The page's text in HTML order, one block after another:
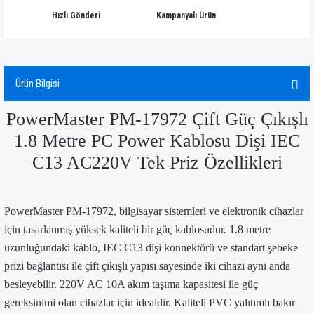
Hızlı Gönderi Kampanyalı Ürün
Ürün Bilgisi
PowerMaster PM-17972 Çift Güç Çıkışlı
1.8 Metre PC Power Kablosu Dişi IEC
C13 AC220V Tek Priz Özellikleri
PowerMaster PM-17972, bilgisayar sistemleri ve elektronik cihazlar
için tasarlanmış yüksek kaliteli bir güç kablosudur. 1.8 metre
uzunluğundaki kablo, IEC C13 dişi konnektörü ve standart şebeke
prizi bağlantısı ile çift çıkışlı yapısı sayesinde iki cihazı aynı anda
besleyebilir. 220V AC 10A akım taşıma kapasitesi ile güç
gereksinimi olan cihazlar için idealdir. Kaliteli PVC yalıtımlı bakır